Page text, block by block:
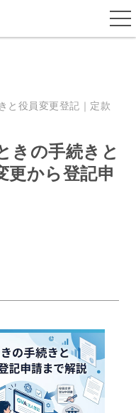
と役員変更登記｜定款
きの手続きと
更から登記申